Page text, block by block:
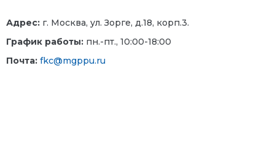
Адрес: г. Москва, ул. Зорге, д.18, корп.3.
График работы: пн.-пт., 10:00-18:00
Почта: fkc@mgppu.ru